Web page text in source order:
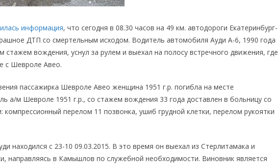
информация, что сегодня в 08.30 часов на 49 км. автодороги Екатеринбург-
ДТП со смертельным исходом. Водитель автомобиля Ауди А-6, 1990 года
стажем вождения, уснул за рулем и выехал на полосу встречного движения, где
с Шевроле Авео.
пассажирка Шевроле Авео женщина 1951 г.р. погибла на месте
а/м Шевроле 1951 г.р., со стажем вождения 33 года доставлен в больницу со
перелом 11 позвонка, ушиб грудной клетки, перелом рукоятки
находился с 23-10 09.03.2015. В это время он выехал из Стерлитамака и
направляясь в Камышлов по служебной необходимости. Виновник является